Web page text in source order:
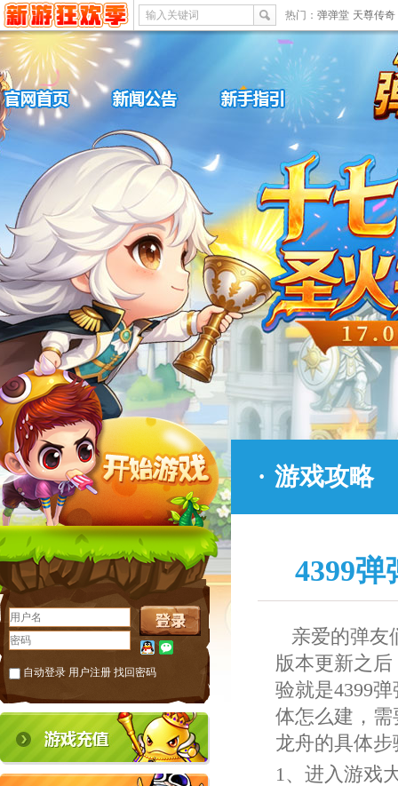
输入关键词 热门： 弹弹堂 天尊传奇
自动登录 用户注册 找回密码
· 游戏攻略
4399
亲爱的弹友
版本更新之
验就是4399
体怎么建，
龙舟的具体步
1、进入游戏